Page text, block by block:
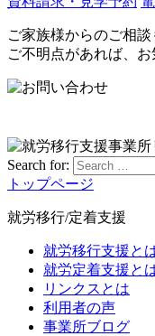
ご家族様からのご相談
ご不明点があれば、お
Search for:
トップページ
就労移行/定着支援
就労移行支援と
就労定着支援と
リンクスとは
利用者の声
事業所ブログ